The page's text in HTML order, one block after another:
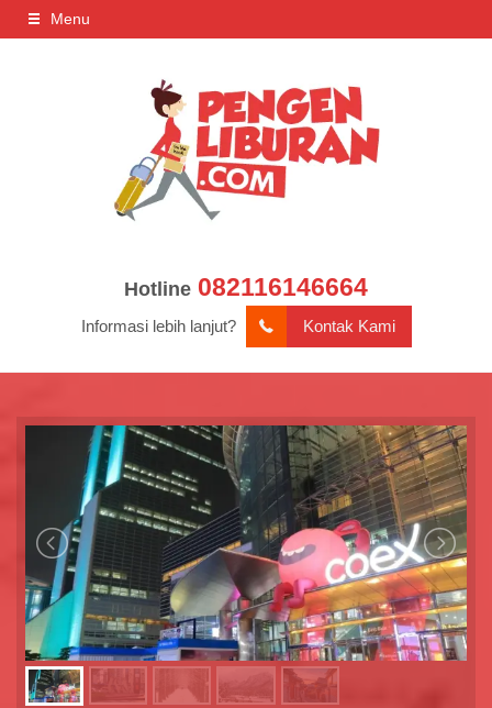
Menu
Hotline 082116146664
Informasi lebih lanjut? Kontak Kami